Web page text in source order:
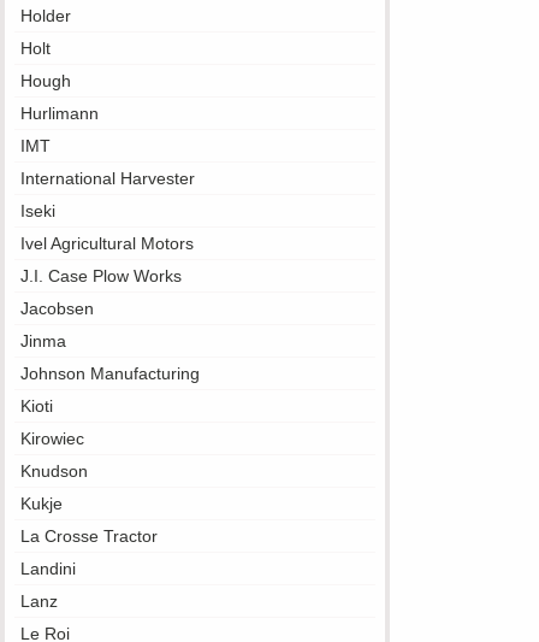
Holder
Holt
Hough
Hurlimann
IMT
International Harvester
Iseki
Ivel Agricultural Motors
J.I. Case Plow Works
Jacobsen
Jinma
Johnson Manufacturing
Kioti
Kirowiec
Knudson
Kukje
La Crosse Tractor
Landini
Lanz
Le Roi